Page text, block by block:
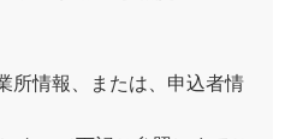
所情報、または、申込者情